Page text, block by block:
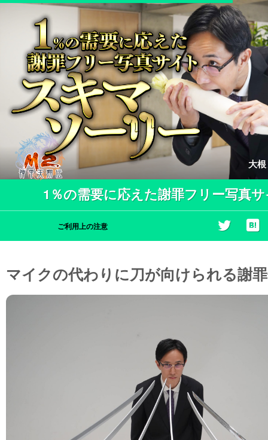
大
1％の需要に応えた謝罪フリー写真
ご利用上の注意
マイクの代わりに刀が向けられる謝